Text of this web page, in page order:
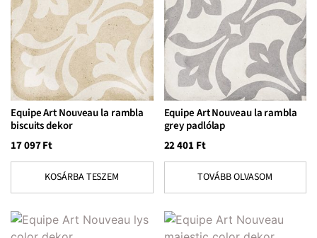
Equipe Art Nouveau la rambla
biscuits dekor
17 097Ft
KOSÁRBA TESZEM
Equipe Art Nouveau la rambla
grey padlólap
22 401Ft
TOVÁBB OLVASOM